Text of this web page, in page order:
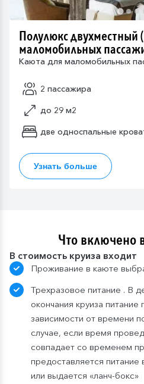
Полулюкс двухместный
маломобильных
Каюта для маломобильных
2 пассажира
до 29 м2
две односпальные
Узнать больше
Что включено
В стоимость круиза входит
Проживание в каюте
Трехразовое питание . В
окончания круиза питание
зависимости от времени
случае, если время
совпадает со временем
предоставляется
или выдается «ланч-бокс»